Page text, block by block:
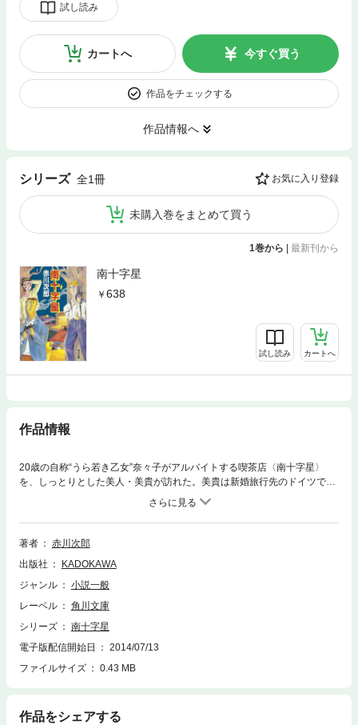
試し読み
カートへ 今すぐ買う
作品をチェックする
作品情報へ
シリーズ 全1冊 お気に入り登録
未購入巻をまとめて買う
1巻から | 最新刊から
南十字星
638
試し読み カートへ
作品情報
20歳の自称“うら若き乙女”奈々子がアルバイトする喫茶店〈南十字星〉
を、しっとりとした美人・美貴が訪れた。美貴は新婚旅行先のドイツで夫
が蒸発し不幸のドン底。事件に関心を持った奈々子は、なぜか命を狙わ
れ、店は大爆破！ しかし運良く助かり、美貴、ドジ探偵の森田らと、ド
イツへ捜査の旅にでるが、最大の危機が迫る……。パワフル・アルバイタ
ー奈々子の海外初体験、ハラハラドキドキ、大活躍の青春ミステリー！
著者
赤川次郎
出版社
KADOKAWA
ジャンル
小説一般
レーベル
角川文庫
シリーズ
南十字星
電子版配信開始日
2014/07/13
ファイルサイズ
0.43 MB
作品をシェアする